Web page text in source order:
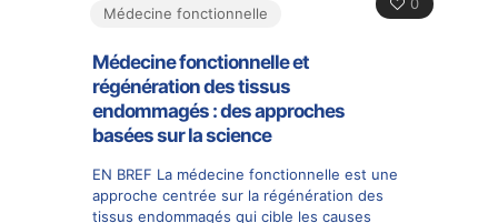
Médecine fonctionnelle
Médecine fonctionnelle et
régénération des tissus
endommagés : des approches
basées sur la science
EN BREF La médecine fonctionnelle est une
approche centrée sur la régénération des
tissus endommagés qui cible les causes